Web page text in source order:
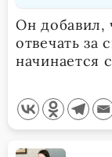
Он добавил,
отвечать за
начинается
<span